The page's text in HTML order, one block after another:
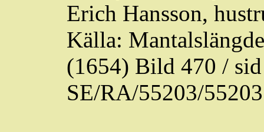
Erich Hansson,
Källa:
(1654) Bild 470 /
SE/RA/55203/